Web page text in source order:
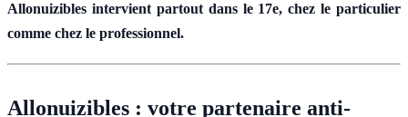
Allonuizibles intervient partout dans le 17e, chez le particulier
comme chez le professionnel.
Allonuizibles : votre partenaire anti-